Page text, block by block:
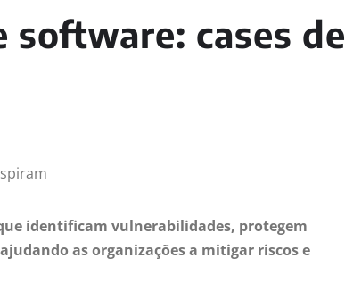
software: cases de
identificam vulnerabilidades, protegem
as organizações a mitigar riscos e